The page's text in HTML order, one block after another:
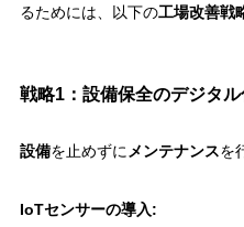
るためには、以下の工場改善戦
戦略1：設備保全のデジタル
設備を止めずにメンテナンスを
IoTセンサーの導入: